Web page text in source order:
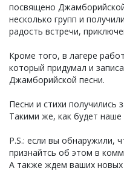
посвящено
несколько групп и
радость встречи,
Кроме того, в лагере
который придумал и
Джамборийской песни.
Песни и стихи получились
Такими же, как будет
P.S.: если вы обнаружили,
признайтсь об этом в
А также ждем ваших новых